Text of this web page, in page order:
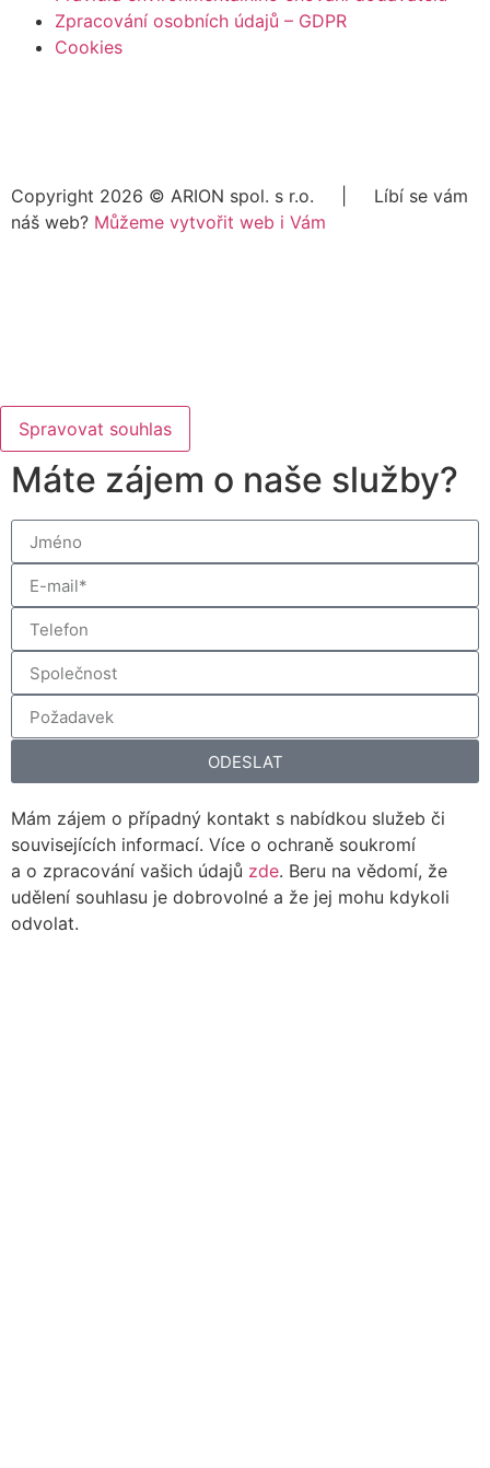
Zpracování osobních údajů – GDPR
Cookies
Copyright 2026 © ARION spol. s r.o. | Líbí se vám
náš web? Můžeme vytvořit web i Vám
Spravovat souhlas
Máte zájem o naše služby?
ODESLAT
Mám zájem o případný kontakt s nabídkou služeb či
souvisejících informací. Více o ochraně soukromí
a o zpracování vašich údajů zde. Beru na vědomí, že
udělení souhlasu je dobrovolné a že jej mohu kdykoli
odvolat.